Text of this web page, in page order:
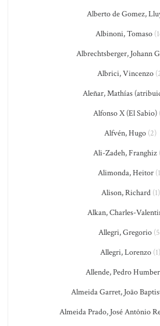
Alberto de Gomez,
Albinoni, Tomaso
Albrechtsberger, Johann
Albrici, Vincenzo
Aleñar, Mathías
Alfonso X (El Sabio)
Alfvén, Hugo (2)
Ali-Zadeh, Franghiz
Alimonda, Heitor
Alison, Richard(1)
Alkan, Charles-
Allegri, Gregorio
Allegri, Lorenzo (1)
Allende, Pedro
Almeida Garret, João
Almeida Prado, José Antônio